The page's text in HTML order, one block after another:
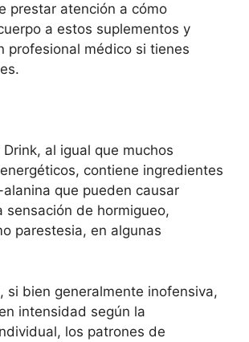
prestar atención a cómo
a estos suplementos y
profesional médico si tienes
Drink, al igual que muchos
contiene ingredientes
que pueden causar
sensación de hormigueo,
parestesia, en algunas
si bien generalmente inofensiva,
intensidad según la
los patrones de